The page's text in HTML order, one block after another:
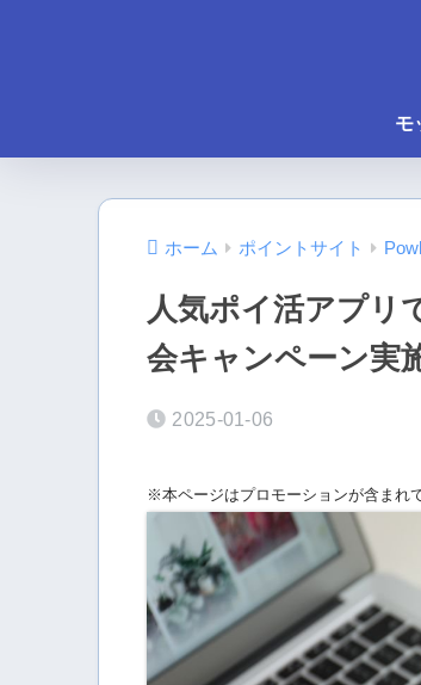
モ
ホーム ポイントサイト Powl
人気ポイ活アプリ
会キャンペーン実
2025-01-06
※本ページはプロモーションが含まれ